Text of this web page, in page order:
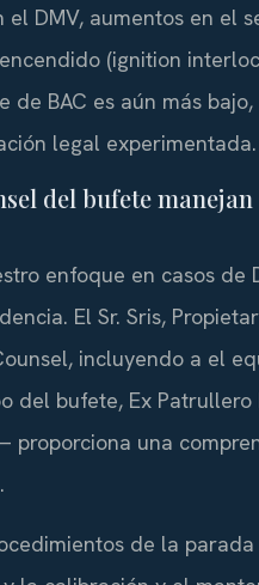
DMV, aumentos en el
(ignition
BAC es aún más
legal experimentada.
del bufete manejan
enfoque en casos de
El Sr. Sris,
incluyendo a el
del bufete, Ex
una
de la